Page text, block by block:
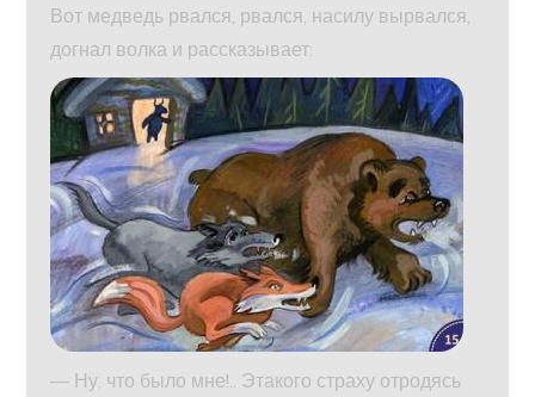
Вот медведь рвался, рвался, насилу вырвался,
догнал волка и рассказывает:
— Ну, что было мне!.. Этакого страху отродясь